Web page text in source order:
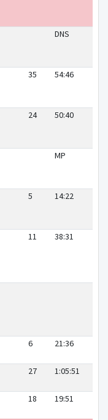
DNS
35 54:46
24 50:40
MP
5 14:22
11 38:31
6 21:36
27 1:05:51
18 19:51